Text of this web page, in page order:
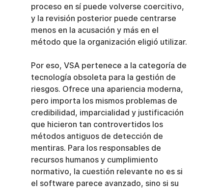
proceso en sí puede volverse coercitivo,
y la revisión posterior puede centrarse
menos en la acusación y más en el
método que la organización eligió utilizar.
Por eso, VSA pertenece a la categoría de
tecnología obsoleta para la gestión de
riesgos. Ofrece una apariencia moderna,
pero importa los mismos problemas de
credibilidad, imparcialidad y justificación
que hicieron tan controvertidos los
métodos antiguos de detección de
mentiras. Para los responsables de
recursos humanos y cumplimiento
normativo, la cuestión relevante no es si
el software parece avanzado, sino si su